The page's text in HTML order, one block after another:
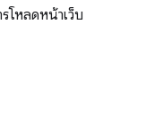
โหลดหน้าเว็บ